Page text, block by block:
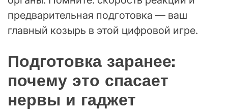
предварительная подготовка — ваш
главный козырь в этой цифровой игре.
Подготовка заранее:
почему это спасает
нервы и гаджет